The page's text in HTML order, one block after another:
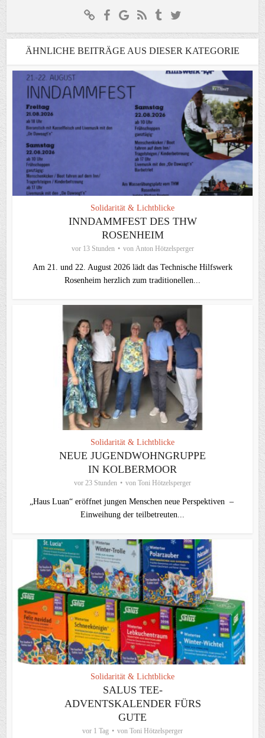
ÄHNLICHE BEITRÄGE AUS DIESER KATEGORIE
Solidarität & Lichtblicke
INNDAMMFEST DES THW
ROSENHEIM
vor 13 Stunden von Anton Hötzelsperger
Am 21. und 22. August 2026 lädt das Technische Hilfswerk
Rosenheim herzlich zum traditionellen...
Solidarität & Lichtblicke
NEUE JUGENDWOHNGRUPPE
IN KOLBERMOOR
vor 23 Stunden von Toni Hötzelsperger
„Haus Luan“ eröffnet jungen Menschen neue Perspektiven –
Einweihung der teilbetreuten...
Solidarität & Lichtblicke
SALUS TEE-
ADVENTSKALENDER FÜRS
GUTE
vor 1 Tag von Toni Hötzelsperger